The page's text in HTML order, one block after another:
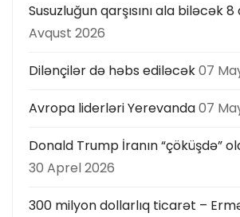
ı
Susuzluğun qarşısını ala biləcək 8
Avqust 2026
Dilənçilər də həbs ediləcək07
Avropa liderləri Yerevanda07
Donald Trump İranın “çöküşdə”
30 Aprel 2026
300 milyon dollarlıq ticarət –